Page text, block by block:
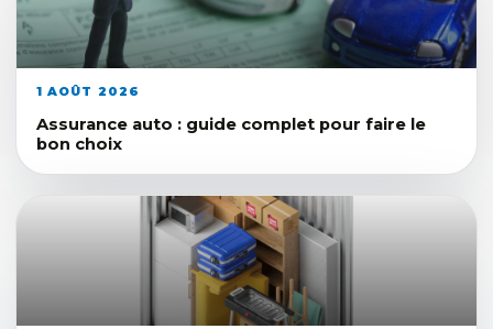
1 AOÛT 2026
Assurance auto : guide complet pour faire le
bon choix